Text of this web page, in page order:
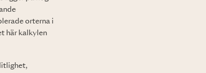
orterna i
här kalkylen